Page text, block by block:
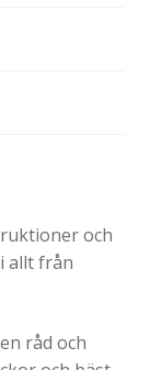
och
allt från
råd och